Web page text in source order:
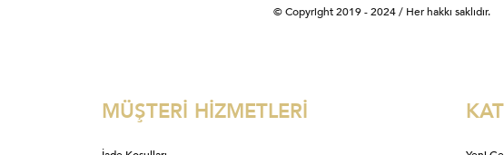
© Copyright 2019 - 2024 / Her hakkı saklıdır.
MÜŞTERİ HİZMETLERİ